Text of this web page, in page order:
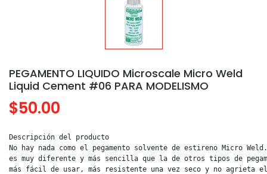
PEGAMENTO LIQUIDO Microscale Micro Weld
Liquid Cement #06 PARA MODELISMO
$50.00
Descripción del producto
No hay nada como el pegamento solvente de estireno Micro
es muy diferente y más sencilla que la de otros tipos de
más fácil de usar, más resistente una vez seco y no agrieta